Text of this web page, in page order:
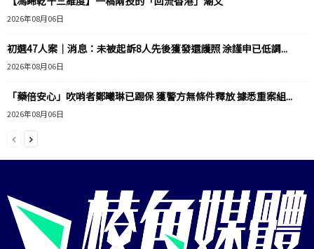
2026年08月06日
初選47人案｜消息：未被起訴8人先後獲發還護照 涂謹申已低調...
2026年08月06日
「藥倍安心」吹哨者鄭曦琳已踢保 獲警方無條件釋放 據悉重案組...
2026年08月06日